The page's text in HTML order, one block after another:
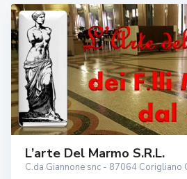
L’arte Del Marmo S.r.l.
C.da Giannone snc - 87064 Corigliano